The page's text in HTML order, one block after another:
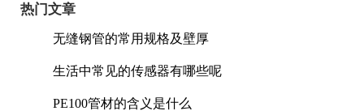
热门文章
无缝钢管的常用规格及壁厚
生活中常见的传感器有哪些呢
PE100管材的含义是什么